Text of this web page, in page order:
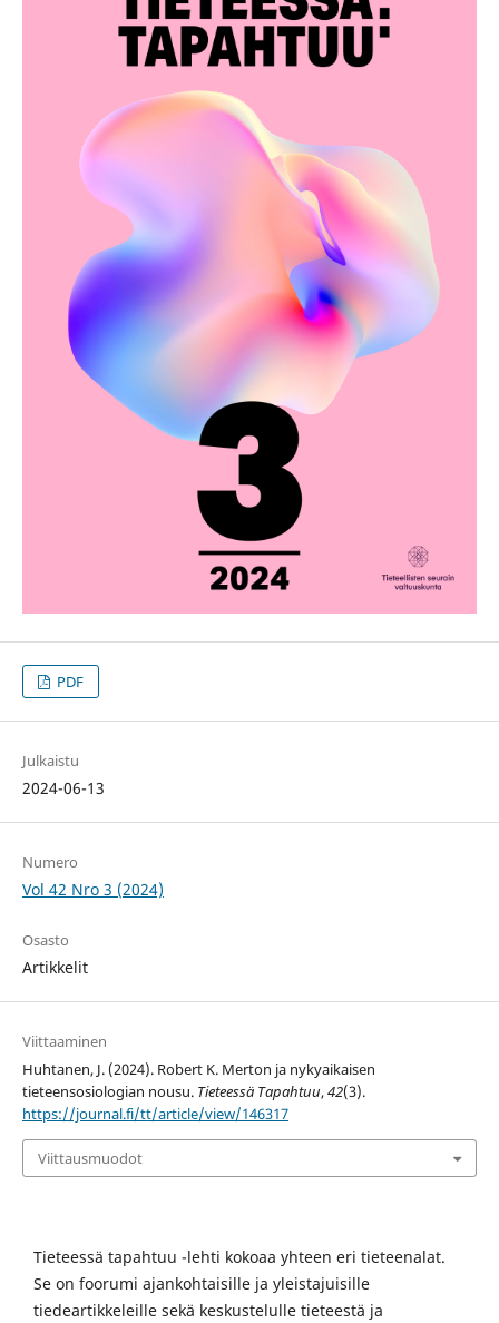
PDF
Julkaistu
2024-06-13
Numero
Vol 42 Nro 3 (2024)
Osasto
Artikkelit
Viittaaminen
Huhtanen, J. (2024). Robert K. Merton ja nykyaikaisen
tieteensosiologian nousu. Tieteessä Tapahtuu,42(3).
https://journal.fi/tt/article/view/146317
Viittausmuodot
Tieteessä tapahtuu -lehti kokoaa yhteen eri tieteenalat.
Se on foorumi ajankohtaisille ja yleistajuisille
tiedeartikkeleille sekä keskustelulle tieteestä ja